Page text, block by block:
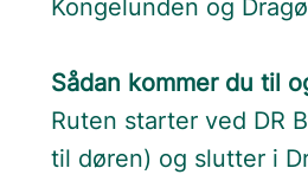
Kongelunden og
Sådan kommer du til
Ruten starter ved DR
til døren) og slutter i